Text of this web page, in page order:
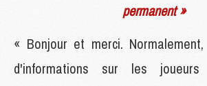
permanent »
« Bonjour et merci.
d'informations sur les